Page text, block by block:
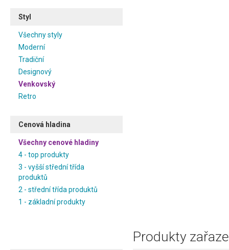
Styl
Všechny styly
Moderní
Tradiční
Designový
Venkovský
Retro
Cenová hladina
Všechny cenové hladiny
4 - top produkty
3 - vyšší střední třída
produktů
2 - střední třída produktů
1 - základní produkty
Produkty